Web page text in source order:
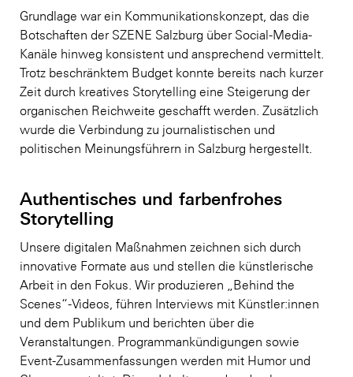
Grundlage war ein Kommunikationskonzept, das die
Botschaften der SZENE Salzburg über Social-Media-
Kanäle hinweg konsistent und ansprechend vermittelt.
Trotz beschränktem Budget konnte bereits nach kurzer
Zeit durch kreatives Storytelling eine Steigerung der
organischen Reichweite geschafft werden. Zusätzlich
wurde die Verbindung zu journalistischen und
politischen Meinungsführern in Salzburg hergestellt.
Authentisches und farbenfrohes
Storytelling
Unsere digitalen Maßnahmen zeichnen sich durch
innovative Formate aus und stellen die künstlerische
Arbeit in den Fokus. Wir produzieren „Behind the
Scenes“-Videos, führen Interviews mit Künstler:innen
und dem Publikum und berichten über die
Veranstaltungen. Programmankündigungen sowie
Event-Zusammenfassungen werden mit Humor und